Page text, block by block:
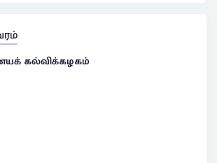
கல்விக்கழகம்